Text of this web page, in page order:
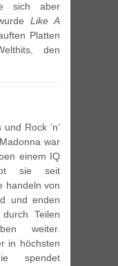
sich aber
Like A
Platten
den
Rock ‘n’
war
einem IQ
sie seit
handeln von
und enden
Teilen
weiter.
in höchsten
spendet